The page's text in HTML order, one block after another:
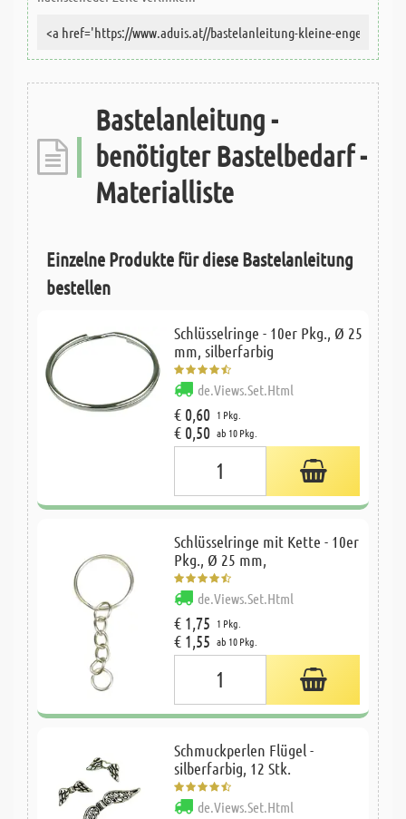
Bastelanleitung -
benötigter Bastelbedarf -
Materialliste
Einzelne Produkte für diese Bastelanleitung
bestellen
Schlüsselringe - 10er Pkg., Ø 25
mm, silberfarbig
de.Views.Set.Html
€ 0,60 1 Pkg.
€ 0,50 ab 10 Pkg.
Schlüsselringe mit Kette - 10er
Pkg., Ø 25 mm,
de.Views.Set.Html
€ 1,75 1 Pkg.
€ 1,55 ab 10 Pkg.
Schmuckperlen Flügel -
silberfarbig, 12 Stk.
de.Views.Set.Html